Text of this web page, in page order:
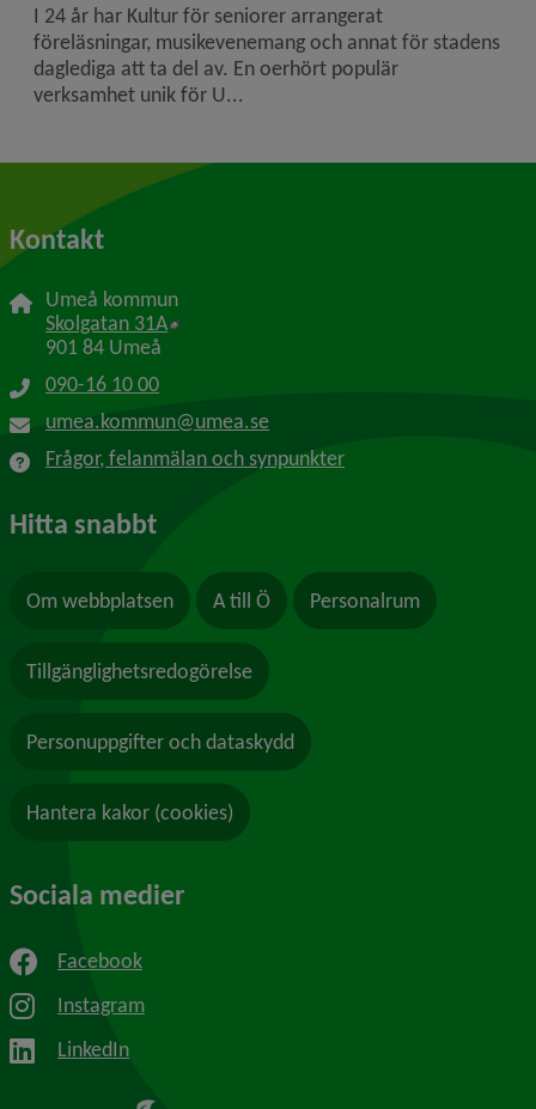
I 24 år har Kultur för seniorer arrangerat
föreläsningar, musikevenemang och annat för stadens
daglediga att ta del av. En oerhört populär
verksamhet unik för U...
Kontakt
Umeå kommun
Skolgatan 31A Länk till annan webbplats, öppnas i nytt
901 84 Umeå
090-16 10 00
umea.kommun@umea.se
Frågor, felanmälan och synpunkter
Hitta snabbt
Om webbplatsen A till Ö Personalrum
Tillgänglighetsredogörelse
Personuppgifter och dataskydd
Hantera kakor (cookies)
Sociala medier
Facebook
Instagram
LinkedIn